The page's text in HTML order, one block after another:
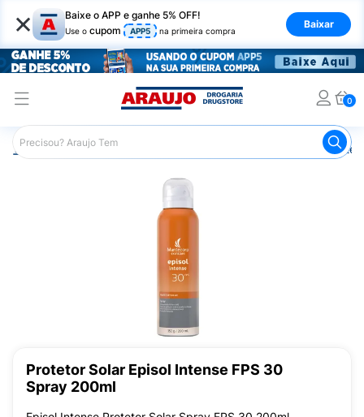
× Baixe o APP e ganhe 5% OFF!
Use o cupom APP5 na primeira compra
Baixar
0
Araujo Dermocosméticos
Protetor Solar Episol Intense FPS 30
Spray 200ml